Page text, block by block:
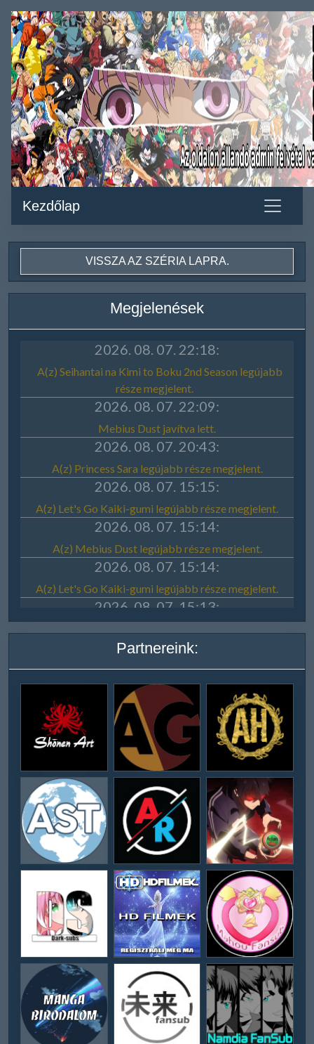
Kezdőlap
VISSZA AZ SZÉRIA LAPRA.
Megjelenések
Partnereink: